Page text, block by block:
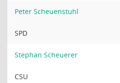
Peter Scheuenstuhl
SPD
Stephan Scheuerer
CSU